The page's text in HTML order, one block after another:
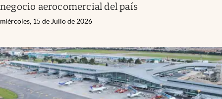
negocio aerocomercial del país
miércoles, 15 de Julio de 2026